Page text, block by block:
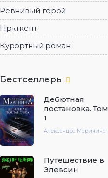
Ревнивый герой
Нркткстп
Курортный роман
Бестселлеры
Дебютная
постановка. Том
1
Александра Маринина
Путешествие в
Элевсин